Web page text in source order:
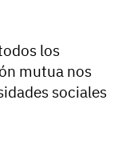
los
mutua nos
sociales